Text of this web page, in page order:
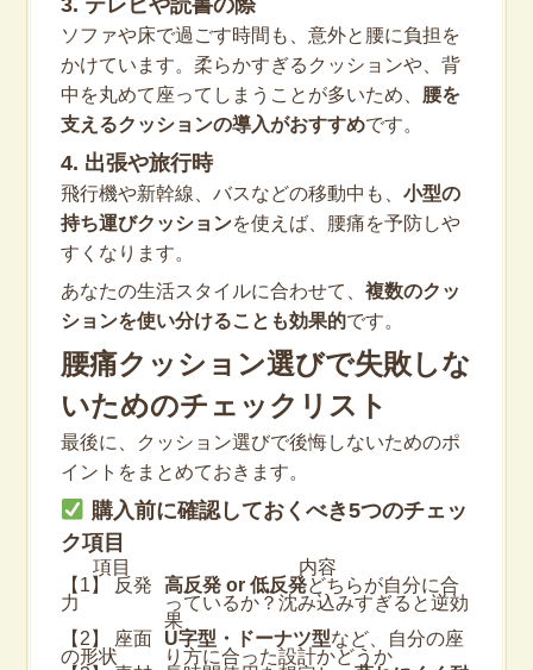
ソファや床で過ごす時間も、意外と腰に負担を
かけています。柔らかすぎるクッションや、背
中を丸めて座ってしまうことが多いため、 腰を
支えるクッションの導入がおすすめです。
4. 出張や旅行時
飛行機や新幹線、バスなどの移動中も、 小型の
持ち運びクッションを使えば、腰痛を予防しや
すくなります。
あなたの生活スタイルに合わせて、 複数のクッ
ションを使い分けることも効果的です。
腰痛クッション選びで失敗しな
いためのチェックリスト
最後に、クッション選びで後悔しないためのポ
イントをまとめておきます。
購入前に確認しておくべき5つのチェッ
ク項目
項目
内容
【1】 反発
力
高反発 or 低反発どちらが自分に合
っているか？沈み込みすぎると逆効
果
【2】 座面
の形状
U字型・ドーナツ型など、自分の座
り方に合った設計かどうか